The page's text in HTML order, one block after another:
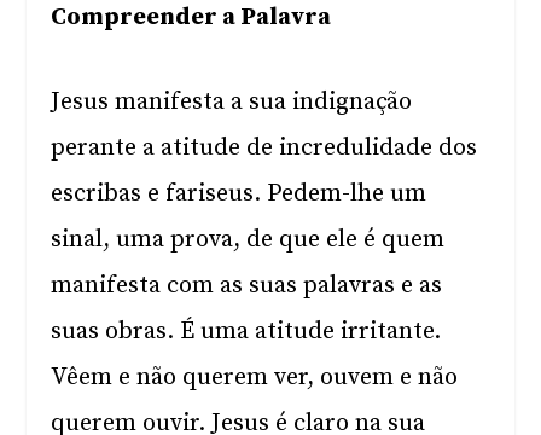
Compreender a Palavra
Jesus manifesta a sua indignação
perante a atitude de incredulidade dos
escribas e fariseus. Pedem-lhe um
sinal, uma prova, de que ele é quem
manifesta com as suas palavras e as
suas obras. É uma atitude irritante.
Vêem e não querem ver, ouvem e não
querem ouvir. Jesus é claro na sua